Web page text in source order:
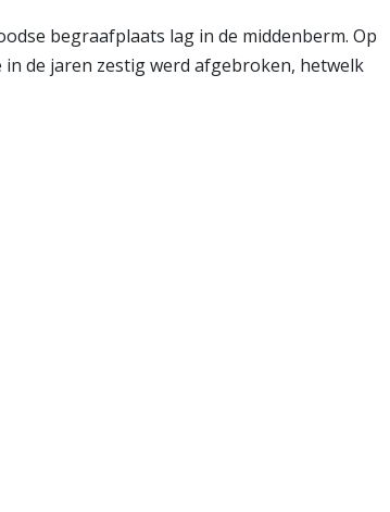
begraafplaats lag in de middenberm. Op
de jaren zestig werd afgebroken, hetwelk